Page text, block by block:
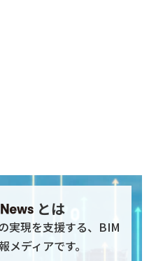
とは
実現を支援する、BIM
メディアです。